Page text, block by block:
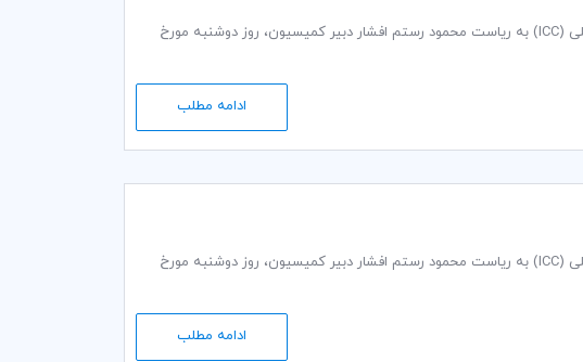
جلسه کمیسیون تسهیلات گمرکی و تجاری کمیته ایرانی اتاق بازرگانی بین‌المللی (ICC) به ریاست محمود رستم افشار دبير كمیسيون، روز دوشنبه مورخ
ادامه مطلب
جلسه کمیسیون تسهیلات گمرکی و تجاری کمیته ایرانی اتاق بازرگانی بین‌المللی (ICC) به ریاست محمود رستم افشار دبير كمیسيون، روز دوشنبه مورخ
ادامه مطلب